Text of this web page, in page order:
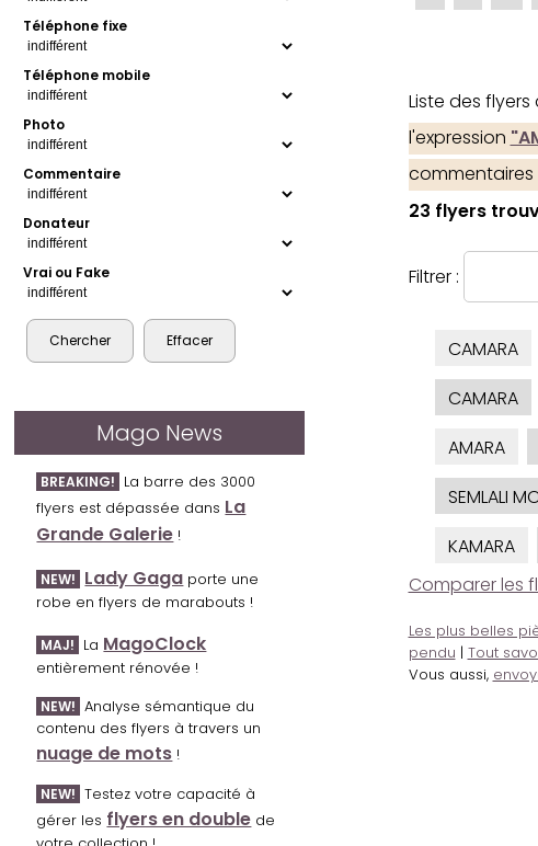
Téléphone fixe
Téléphone mobile
Photo
Commentaire
Donateur
Vrai ou Fake
Mago News
BREAKING! La barre des 3000
flyers est dépassée dans La
Grande Galerie !
NEW! Lady Gaga porte une
robe en flyers de marabouts !
MAJ! La MagoClock
entièrement rénovée !
NEW! Analyse sémantique du
contenu des flyers à travers un
nuage de mots !
NEW! Testez votre capacité à
gérer les flyers en double de
Liste des
l'expression
commentaires
23 flyers
Filtrer :
CAMARA
CAMARA
AMARA
SEMLALI
KAMARA
Comparer les
Les plus belles
pendu | Tout
Vous aussi,